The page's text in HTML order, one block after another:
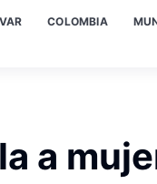
COLOMBIA
a